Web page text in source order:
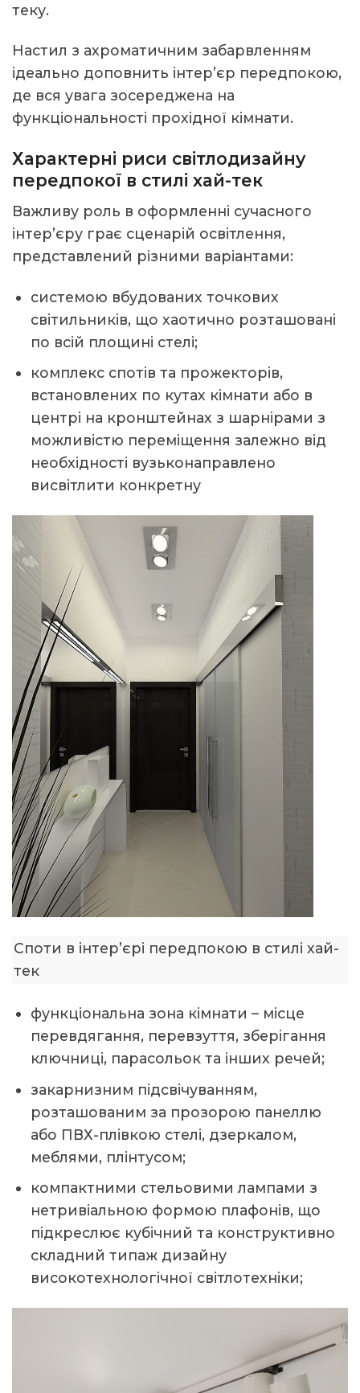
теку.
Настил з ахроматичним забарвленням
ідеально доповнить інтер’єр передпокою,
де вся увага зосереджена на
функціональності прохідної кімнати.
Характерні риси світлодизайну
передпокої в стилі хай-тек
Важливу роль в оформленні сучасного
інтер’єру грає сценарій освітлення,
представлений різними варіантами:
системою вбудованих точкових
світильників, що хаотично розташовані
по всій площині стелі;
комплекс спотів та прожекторів,
встановлених по кутах кімнати або в
центрі на кронштейнах з шарнірами з
можливістю переміщення залежно від
необхідності вузьконаправлено
висвітлити конкретну
Споти в інтер’єрі передпокою в стилі хай-
тек
функціональна зона кімнати – місце
перевдягання, перевзуття, зберігання
ключниці, парасольок та інших речей;
закарнизним підсвічуванням,
розташованим за прозорою панеллю
або ПВХ-плівкою стелі, дзеркалом,
меблями, плінтусом;
компактними стельовими лампами з
нетривіальною формою плафонів, що
підкреслює кубічний та конструктивно
складний типаж дизайну
високотехнологічної світлотехніки;